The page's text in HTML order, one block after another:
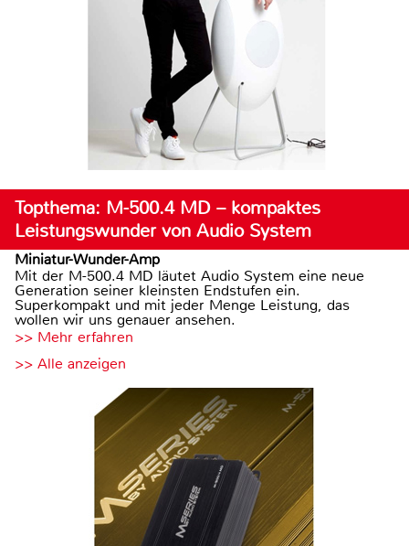
Topthema: M-500.4 MD – kompaktes
Leistungswunder von Audio System
Miniatur-Wunder-Amp
Mit der M-500.4 MD läutet Audio System eine neue
Generation seiner kleinsten Endstufen ein.
Superkompakt und mit jeder Menge Leistung, das
wollen wir uns genauer ansehen.
>> Mehr erfahren
>> Alle anzeigen